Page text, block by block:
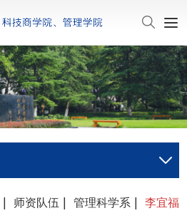
师资队伍 管理科学系 李宜福